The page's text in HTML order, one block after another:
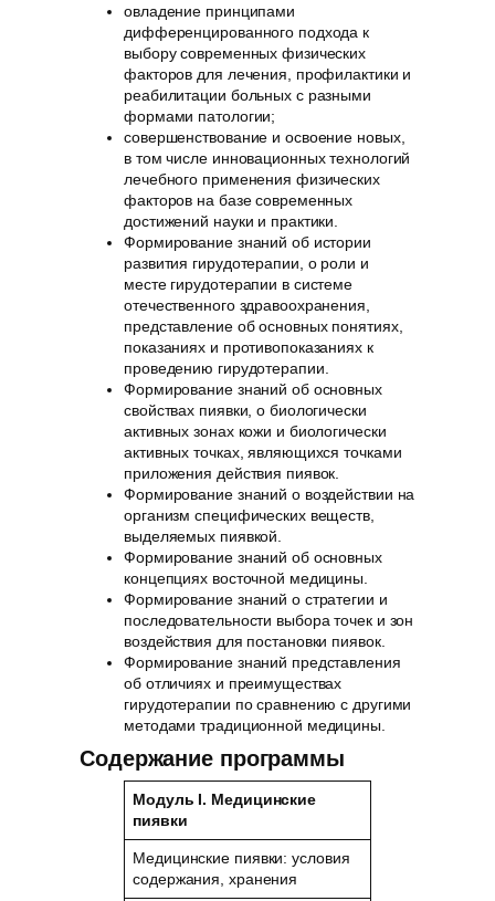
овладение принципами
дифференцированного подхода к
выбору современных физических
факторов для лечения, профилактики и
реабилитации больных с разными
формами патологии;
совершенствование и освоение новых,
в том числе инновационных технологий
лечебного применения физических
факторов на базе современных
достижений науки и практики.
Формирование знаний об истории
развития гирудотерапии, о роли и
месте гирудотерапии в системе
отечественного здравоохранения,
представление об основных понятиях,
показаниях и противопоказаниях к
проведению гирудотерапии.
Формирование знаний об основных
свойствах пиявки, о биологически
активных зонах кожи и биологически
активных точках, являющихся точками
приложения действия пиявок.
Формирование знаний о воздействии на
организм специфических веществ,
выделяемых пиявкой.
Формирование знаний об основных
концепциях восточной медицины.
Формирование знаний о стратегии и
последовательности выбора точек и зон
воздействия для постановки пиявок.
Формирование знаний представления
об отличиях и преимуществах
гирудотерапии по сравнению с другими
методами традиционной медицины.
Содержание программы
Модуль I. Медицинские
пиявки
Медицинские пиявки: условия
содержания, хранения